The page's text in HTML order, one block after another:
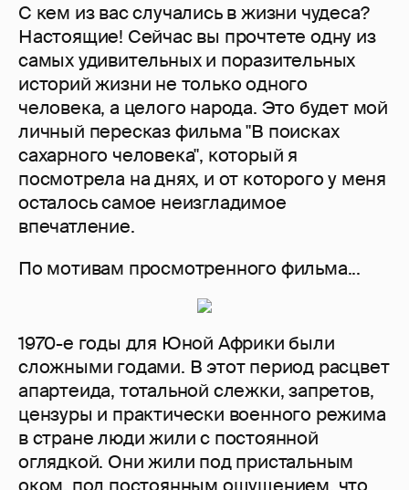
С кем из вас случались в жизни чудеса?
Настоящие! Сейчас вы прочтете одну из
самых удивительных и поразительных
историй жизни не только одного
человека, а целого народа. Это будет мой
личный пересказ фильма "В поисках
сахарного человека", который я
посмотрела на днях, и от которого у меня
осталось самое неизгладимое
впечатление.
По мотивам просмотренного фильма...
1970-е годы для Юной Африки были
сложными годами. В этот период расцвет
апартеида, тотальной слежки, запретов,
цензуры и практически военного режима
в стране люди жили с постоянной
оглядкой. Они жили под пристальным